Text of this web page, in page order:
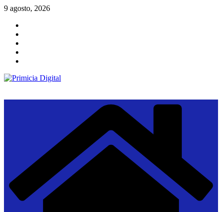
Saltar
contenido
9 agosto, 2026